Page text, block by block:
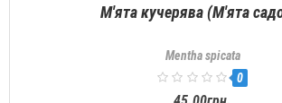
М'ята кучерява (М'ята
Mentha spicata
0